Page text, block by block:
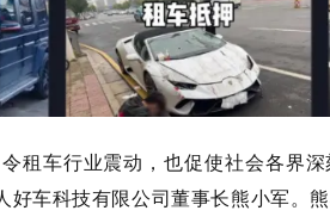
租车行业震动，也促使社会各界
车科技有限公司董事长熊小军。